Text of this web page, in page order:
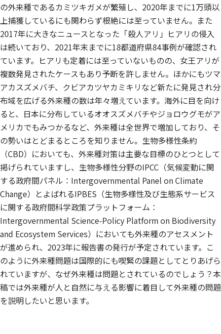
の外来種であるカミツキガメが繁殖し、2020年までに1万頭以
上捕獲しているにも関わらず根絶には至っていません。また
2017年に大きなニュースとなった「殺人アリ」ヒアリの侵入
は続いており、2021年末までに18都道府県84事例が確認され
ています。ヒアリも定着には至っていないものの、女王アリが
複数発見されたケースもあり予断を許しません。ほかにもツマ
アカスズメバチ、クビアカツヤカミキリなど新たに発見され分
布域を広げる外来種の数は年々増えています。海外に目を向け
ると、日本に分布しているオオスズメバチやジョロウグモがア
メリカでもみつかるなど、外来種は全世界で増加しており、そ
の勢いはとどまるところを知りません。生物多様性条約
（CBD）においても、外来種対策は主要な目標のひとつとして
掲げられていますし、生物多様性分野のIPCC（気候変動に関
する政府間パネル：Intergovernmental Panel on Climate
Change）とよばれるIPBES（生物多様性及び生態系サービス
に関する政府間科学政策プラットフォーム：
Intergovernmental Science-Policy Platform on Biodiversity
and Ecosystem Services）においても外来種のアセスメント
が進められ、2023年に報告書の発行が予定されています。こ
のように外来種問題は国際的にも喫緊の課題としてとりあげら
れていますが、なぜ外来種は問題とされているのでしょう？本
稿では外来種が人と自然に与える影響に着目して外来種の問題
を説明したいと思います。